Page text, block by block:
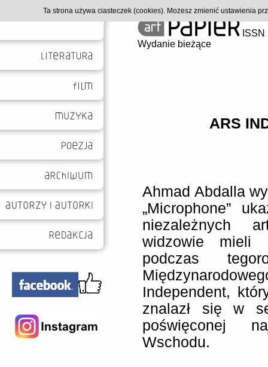
Wydanie bieżące
ARS
Ahmad Abdalla
„Microphone”
niezależnych
widzowie mieli
podczas
Independent,
znalazł się w
poświęconej
Wschodu.
Ta strona używa ciasteczek (cookies). Możesz zmienić ustawienia